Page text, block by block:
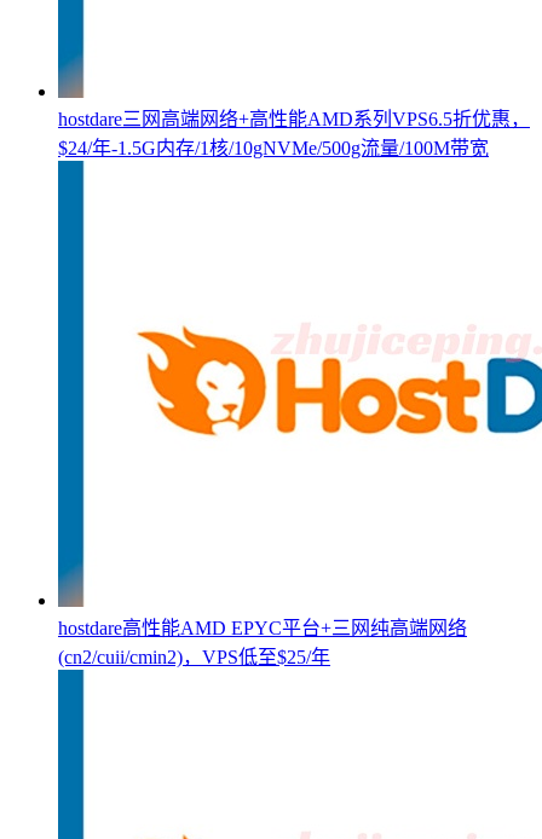
hostdare三网高端网络+高性能AMD系列VPS6.5折优惠，
$24/年-1.5G内存/1核/10gNVMe/500g流量/100M带宽
hostdare高性能AMD EPYC平台+三网纯高端网络
(cn2/cuii/cmin2)，VPS低至$25/年